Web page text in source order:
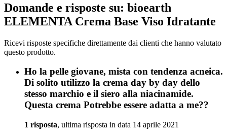
Domande e risposte su: bioearth
ELEMENTA Crema Base Viso Idratante
Ricevi risposte specifiche direttamente dai clienti che hanno valutato
questo prodotto.
Ho la pelle giovane, mista con tendenza acneica.
Di solito utilizzo la crema day by day dello
stesso marchio e il siero alla niacinamide.
Questa crema Potrebbe essere adatta a me??
1 risposta, ultima risposta in data 14 aprile 2021